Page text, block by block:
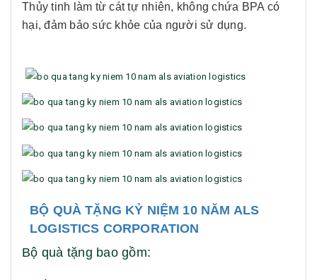
Thủy tinh làm từ cát tự nhiên, không chứa BPA có
hại, đảm bảo sức khỏe của người sử dụng.
BỘ QUÀ TẶNG KỶ NIỆM 10 NĂM ALS
LOGISTICS CORPORATION
Bộ quà tặng bao gồm: